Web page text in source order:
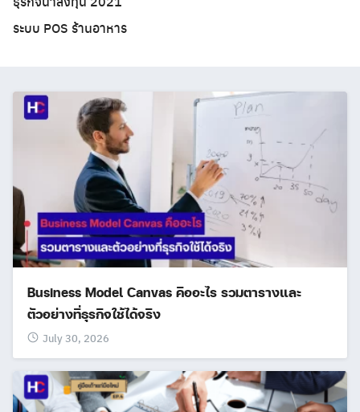
ระบบ POS ร้านอาหาร
Business Model Canvas คืออะไร รวมตารางและ
ตัวอย่างที่ธุรกิจใช้ได้จริง
July 30, 2026